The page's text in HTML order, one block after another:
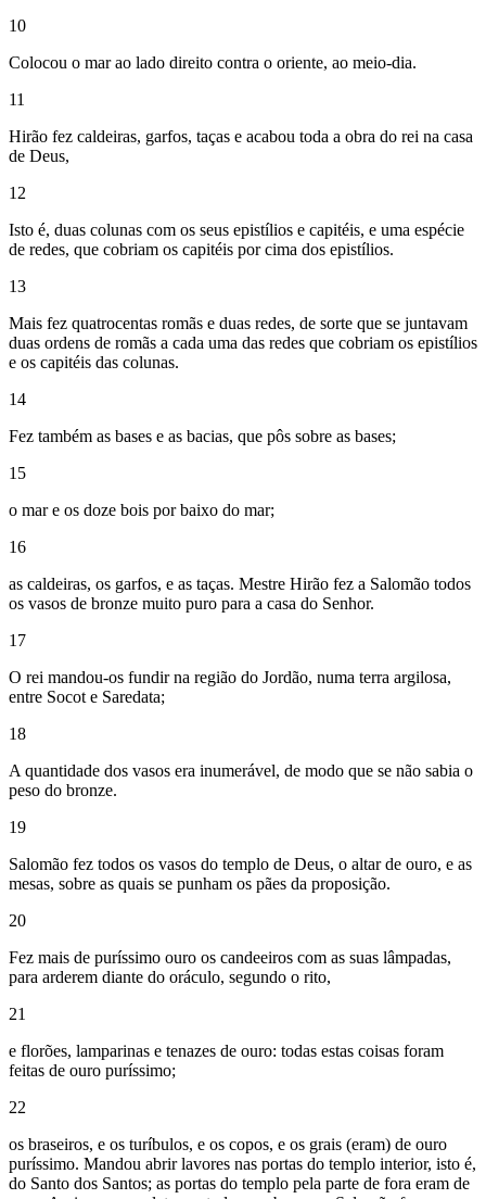
10
Colocou o mar ao lado direito contra o oriente, ao meio-dia.
11
Hirão fez caldeiras, garfos, taças e acabou toda a obra do rei na casa
de Deus,
12
Isto é, duas colunas com os seus epistílios e capitéis, e uma espécie
de redes, que cobriam os capitéis por cima dos epistílios.
13
Mais fez quatrocentas romãs e duas redes, de sorte que se juntavam
duas ordens de romãs a cada uma das redes que cobriam os epistílios
e os capitéis das colunas.
14
Fez também as bases e as bacias, que pôs sobre as bases;
15
o mar e os doze bois por baixo do mar;
16
as caldeiras, os garfos, e as taças. Mestre Hirão fez a Salomão todos
os vasos de bronze muito puro para a casa do Senhor.
17
O rei mandou-os fundir na região do Jordão, numa terra argilosa,
entre Socot e Saredata;
18
A quantidade dos vasos era inumerável, de modo que se não sabia o
peso do bronze.
19
Salomão fez todos os vasos do templo de Deus, o altar de ouro, e as
mesas, sobre as quais se punham os pães da proposição.
20
Fez mais de puríssimo ouro os candeeiros com as suas lâmpadas,
para arderem diante do oráculo, segundo o rito,
21
e florões, lamparinas e tenazes de ouro: todas estas coisas foram
feitas de ouro puríssimo;
22
os braseiros, e os turíbulos, e os copos, e os grais (eram) de ouro
puríssimo. Mandou abrir lavores nas portas do templo interior, isto é,
do Santo dos Santos; as portas do templo pela parte de fora eram de